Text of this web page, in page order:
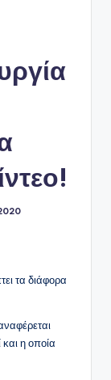
τα διάφορα
η οποία